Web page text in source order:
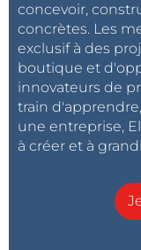
concevoir,
concrètes. Les
exclusif à des
boutique et
innovateurs de
train
une entreprise,
à créer et à